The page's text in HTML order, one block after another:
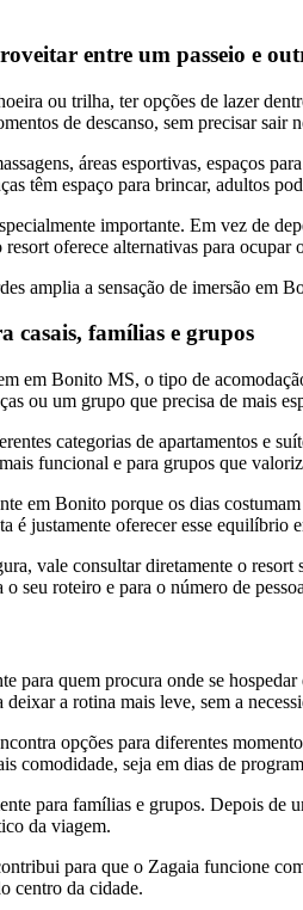
entre um passeio e
ou trilha, ter opções de lazer
de descanso, sem precisar sair
áreas esportivas, espaços
têm espaço para brincar, adultos
importante. Em vez de
oferece alternativas para ocupar
amplia a sensação de imersão
casais, famílias e grupos
em Bonito MS, o tipo de
ou um grupo que precisa de mais
categorias de apartamentos e
funcional e para grupos que
em Bonito porque os dias
é justamente oferecer esse equilíbrio
vale consultar diretamente o
seu roteiro e para o número de
para quem procura onde se
a rotina mais leve, sem a
opções para diferentes
comodidade, seja em dias de
para famílias e grupos. Depois de
da viagem.
para que o Zagaia funcione
centro da cidade.